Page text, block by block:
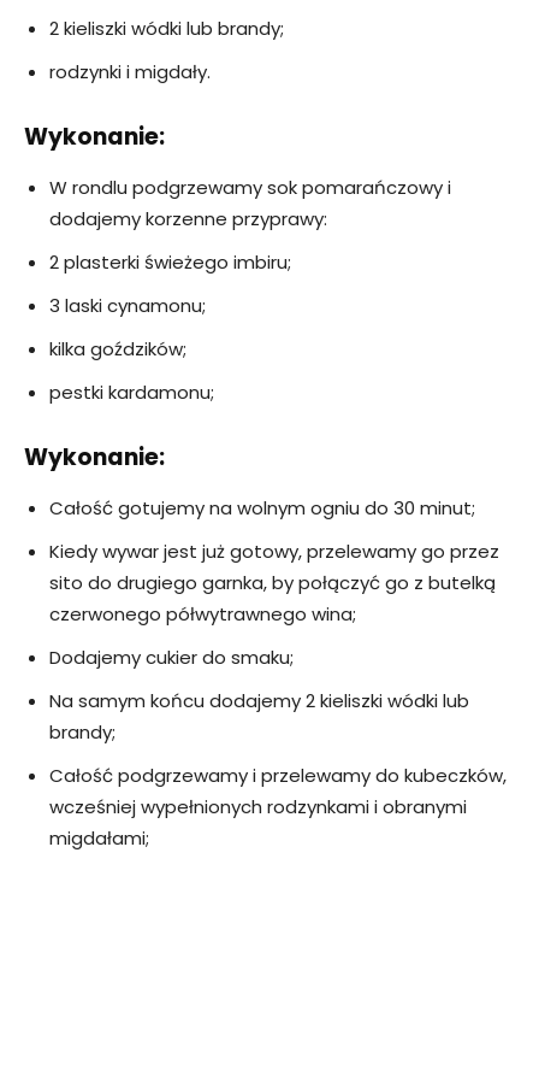
2 kieliszki wódki lub brandy;
rodzynki i migdały.
Wykonanie:
W rondlu podgrzewamy sok pomarańczowy i
dodajemy korzenne przyprawy:
2 plasterki świeżego imbiru;
3 laski cynamonu;
kilka goździków;
pestki kardamonu;
Wykonanie:
Całość gotujemy na wolnym ogniu do 30 minut;
Kiedy wywar jest już gotowy, przelewamy go przez
sito do drugiego garnka, by połączyć go z butelką
czerwonego półwytrawnego wina;
Dodajemy cukier do smaku;
Na samym końcu dodajemy 2 kieliszki wódki lub
brandy;
Całość podgrzewamy i przelewamy do kubeczków,
wcześniej wypełnionych rodzynkami i obranymi
migdałami;